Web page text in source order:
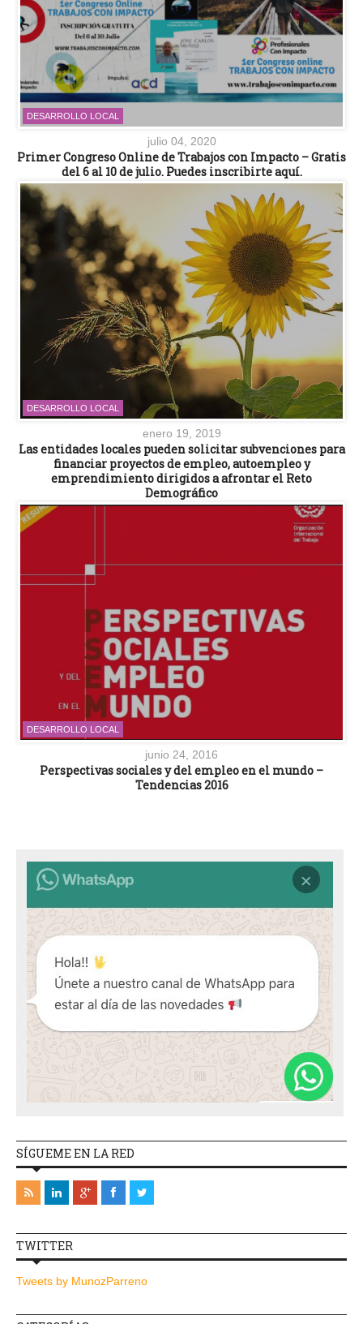
DESARROLLO LOCAL
julio 04, 2020
Primer Congreso Online de Trabajos con Impacto – Gratis
del 6 al 10 de julio. Puedes inscribirte aquí.
DESARROLLO LOCAL
enero 19, 2019
Las entidades locales pueden solicitar subvenciones para
financiar proyectos de empleo, autoempleo y
emprendimiento dirigidos a afrontar el Reto
Demográfico
DESARROLLO LOCAL
junio 24, 2016
Perspectivas sociales y del empleo en el mundo –
Tendencias 2016
SÍGUEME EN LA RED
TWITTER
Tweets by MunozParreno